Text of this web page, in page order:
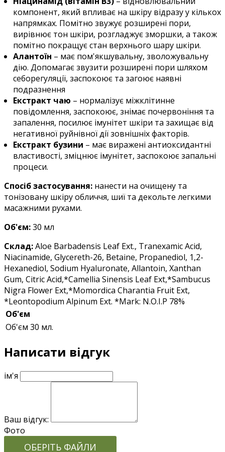
компонент, який впливає на шкіру відразу у кількох
напрямках. Помітно звужує розширені пори,
вирівнює тон шкіри, розгладжує зморшки, а також
помітно покращує стан верхнього шару шкіри.
Алантоїн – має пом'якшувальну, зволожувальну
дію. Допомагає звузити розширені пори шляхом
себорегуляції, заспокоює та загоює наявні
подразнення
Екстракт чаю – нормалізує міжклітинне
повідомлення, заспокоює, знімає почервоніння та
запалення, посилює імунітет шкіри та захищає від
негативної руйнівної дії зовнішніх факторів.
Екстракт бузини – має виражені антиоксидантні
властивості, зміцнює імунітет, заспокоює запальні
процеси.
Спосіб застосування: нанести на очищену та
тонізовану шкіру обличчя, шиї та декольте легкими
масажними рухами.
Об'єм:30 мл
Склад:Aloe Barbadensis Leaf Ext., Tranexamic Acid,
Niacinamide, Glycereth-26, Betaine, Propanediol, 1,2-
Hexanediol, Sodium Hyaluronate, Allantoin, Xanthan
Gum, Citric Acid,*Camellia Sinensis Leaf Ext,*Sambucus
Nigra Flower Ext,*Momordica Charantia Fruit Ext,
*Leontopodium Alpinum Ext. *Mark: N.O.I.P 78%
Об'єм
Об'єм 30 мл.
Написати відгук
ім'я
Ваш відгук:
Фото
ОБЕРІТЬ ФАЙЛИ